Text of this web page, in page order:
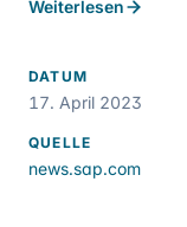
Weiterlesen
DATUM
17. April 2023
QUELLE
news.sap.com